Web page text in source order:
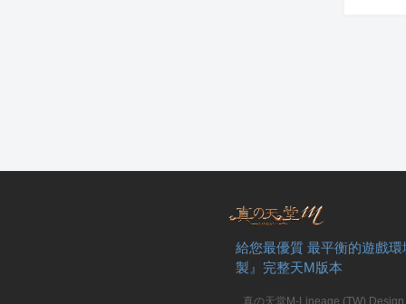
給您最優質 最平衡的遊戲
製』完整天M版本
真の天堂M-Lineage (TW)